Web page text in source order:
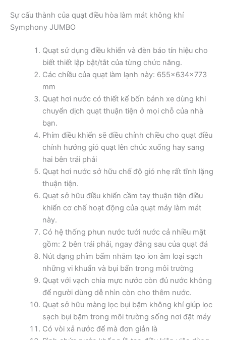
Sự cấu thành của quạt điều hòa làm mát không khí
Symphony JUMBO
Quạt sử dụng điều khiển và đèn báo tín hiệu cho
biết thiết lập bật/tắt của từng chức năng.
Các chiều của quạt làm lạnh này: 655x634x773
mm
Quạt hơi nước có thiết kế bốn bánh xe dùng khi
chuyển dịch quạt thuận tiện ở mọi chỗ của nhà
bạn.
Phím điều khiển sẽ điều chỉnh chiều cho quạt điều
chỉnh hướng gió quạt lên chúc xuống hay sang
hai bên trái phải
Quạt hơi nước sở hữu chế độ gió nhẹ rất tĩnh lặng
thuận tiện.
Quạt sở hữu điều khiển cầm tay thuận tiện điều
khiển cơ chế hoạt động của quạt máy làm mát
này.
Có hệ thống phun nước tưới nước cả nhiều mặt
gồm: 2 bên trái phải, ngay đằng sau của quạt đá
Nút dạng phím bấm nhằm tạo ion âm loại sạch
những vi khuẩn và bụi bẩn trong môi trường
Quạt với vạch chia mực nước còn đủ nước không
để người dùng dễ nhìn còn cho thêm nước.
Quạt sở hữu màng lọc bụi bặm không khí giúp lọc
sạch bụi bặm trong môi trường sống nơi đặt máy
Có vòi xả nước để mà đơn giản là